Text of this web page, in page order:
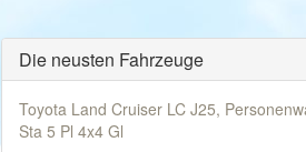
Die neusten Fahrzeuge
Toyota Land Cruiser LC J25,
Sta 5 Pl 4x4 Gl